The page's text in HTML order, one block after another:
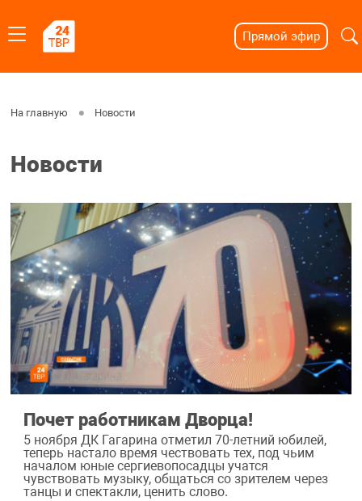
Прямой эфир
На главную Новости
Новости
Почет работникам Дворца!
5 ноября ДК Гагарина отметил 70-летний юбилей,
теперь настало время чествовать тех, под чьим
началом юные сергиевопосадцы учатся
чувствовать музыку, общаться со зрителем через
танцы и спектакли, ценить слово.